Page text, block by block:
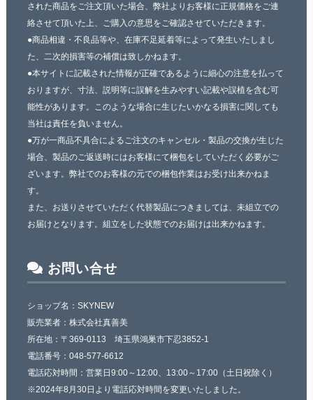
された商品をご注文頂いた場合、弊社よりお客様に正規価格をご連
絡させて頂いた上、ご購入の意思をご確認させていただきます。
●商品相違・不良品等や、在庫不足延着等によって発生いたしまし
た、二次的損害等の補償は致しかねます。
●本サイトに記載された情報が正確であるように細心の注意を払って
おりますが、寸法、説明等に誤解を生みやすい記載や誤植を含む可
能性があります。このような場合に生じたいかなる損害に関しても
当社は責任を負いません。
●万が一商品不具合によるご注文のキャンセル・製品の交換が生じた
場合、製品のご返送時にはお客様にて梱包をしていただく必要がご
ざいます。弊社でのお客様の元での梱包作業はお受け出来かねま
す。
また、お送りさせていただく代替製品につきましては、未組立での
お届けとなります。組立をした状態でのお届けは出来かねます。
お問い合せ
ショップ名：SKYNEW
販売業者：株式会社真善美
所在地：〒369-0113 埼玉県鴻巣市下忍3852-1
電話番号：048-577-6612
電話応対時間：営業日9:00～12:00、13:00～17:00（土日祝除く）
※2024年8月30日より電話応対時間を変更いたしました。